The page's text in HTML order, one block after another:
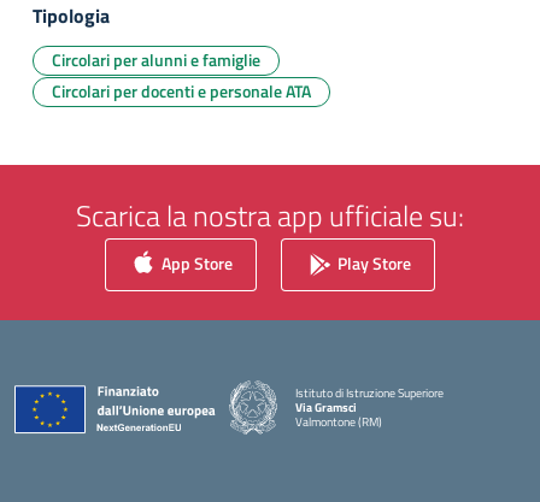
Tipologia
Circolari per alunni e famiglie
Circolari per docenti e personale ATA
Scarica la nostra app ufficiale su:
App Store Play Store
Istituto di Istruzione Superiore
Via Gramsci
Valmontone (RM)